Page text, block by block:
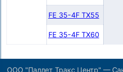
FE 35-4F TX55
FE 35-4F TX60
ООО "Паллет Тракс Центр" —